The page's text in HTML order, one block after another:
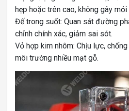
hẹp hoặc trên cao, không gây mỏi
Đế trong suốt: Quan sát đường
chỉnh chính xác, giảm sai sót.
Vỏ hợp kim nhôm: Chịu lực,
môi trường nhiều mạt gỗ.